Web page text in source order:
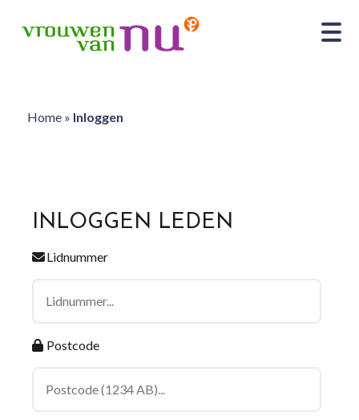
Home» Inloggen
INLOGGEN LEDEN
Lidnummer
Postcode